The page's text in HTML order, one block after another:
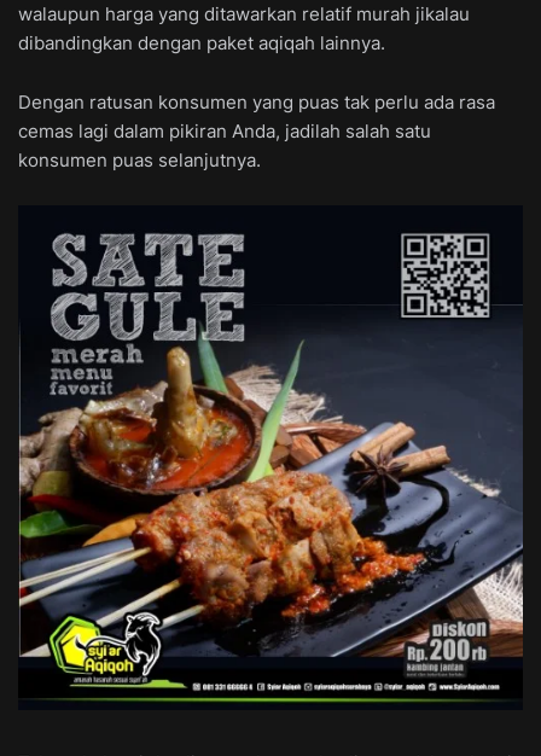
walaupun harga yang ditawarkan relatif murah jikalau
dibandingkan dengan paket aqiqah lainnya.
Dengan ratusan konsumen yang puas tak perlu ada rasa
cemas lagi dalam pikiran Anda, jadilah salah satu
konsumen puas selanjutnya.